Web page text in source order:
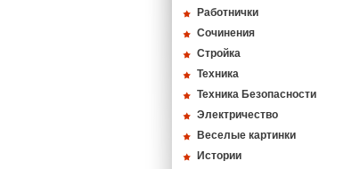
Работнички
Сочинения
Стройка
Техника
Техника Безопасности
Электричество
Веселые картинки
Истории